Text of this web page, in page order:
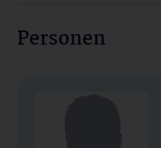
Personen